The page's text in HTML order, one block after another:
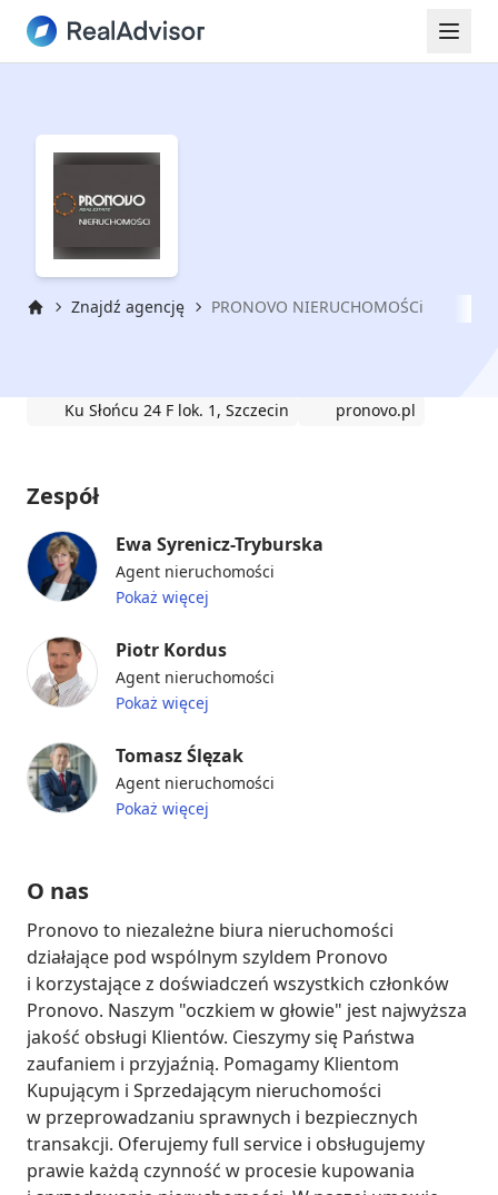
Znajdź agencję PRONOVO NIERUCHOMOŚCi
Ku Słońcu 24 F lok. 1, Szczecin pronovo.pl
Zespół
Ewa Syrenicz-Tryburska
Agent nieruchomości
Pokaż więcej
Piotr Kordus
Agent nieruchomości
Pokaż więcej
Tomasz Ślęzak
Agent nieruchomości
Pokaż więcej
O nas
Pronovo to niezależne biura nieruchomości
działające pod wspólnym szyldem Pronovo
i korzystające z doświadczeń wszystkich członków
Pronovo. Naszym "oczkiem w głowie" jest najwyższa
jakość obsługi Klientów. Cieszymy się Państwa
zaufaniem i przyjaźnią. Pomagamy Klientom
Kupującym i Sprzedającym nieruchomości
w przeprowadzaniu sprawnych i bezpiecznych
transakcji. Oferujemy full service i obsługujemy
prawie każdą czynność w procesie kupowania